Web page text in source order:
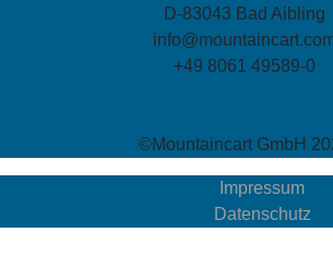
D-83043 Bad Aibling
+49 8061 49589-0
©Mountaincart GmbH
Impressum
Datenschutz